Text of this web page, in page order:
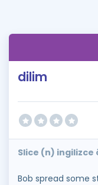
dilim
Slice (n) ingilizce
Bob spread some